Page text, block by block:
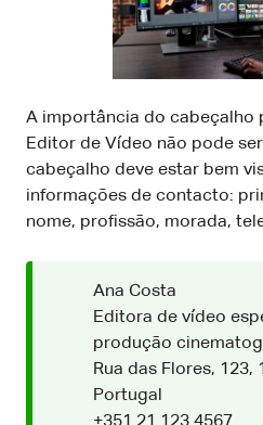
A importância do cabeçalho
Editor de Vídeo não pode
cabeçalho deve estar bem
informações de contacto:
nome, profissão, morada,
Ana Costa
Editora de vídeo
produção
Rua das Flores, 123,
Portugal